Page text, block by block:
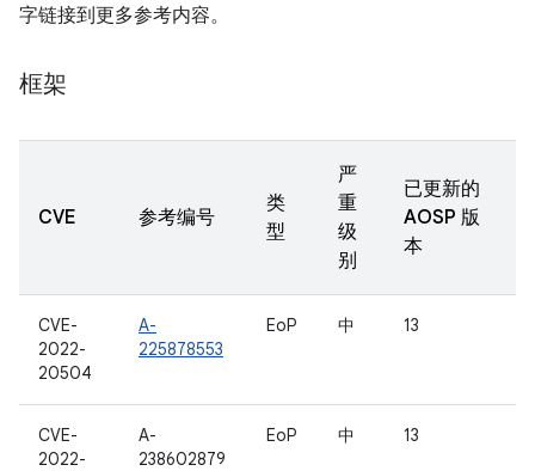
字链接到更多参考内容。
框架
CVE 参考编号
类
型
严
重
级
别
已更新的
AOSP 版
本
CVE-
2022-
20504
A-
225878553
EoP 中 13
CVE-
2022-
A-
238602879
EoP 中 13